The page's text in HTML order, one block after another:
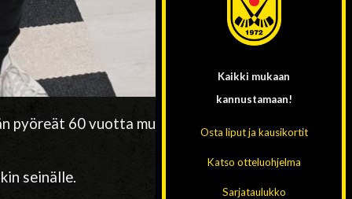
pyöreät 60 vuotta muisti seura
seinälle.
Kaikki mukaan
kannustamaan!
Osta liput ja kausikortit
Katso otteluohjelma
Sarjataulukko